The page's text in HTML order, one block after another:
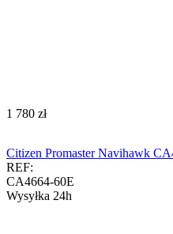
‍1 780‍ zł
Citizen Promaster Navihawk
REF:
CA4664-60E
Wysyłka 24h